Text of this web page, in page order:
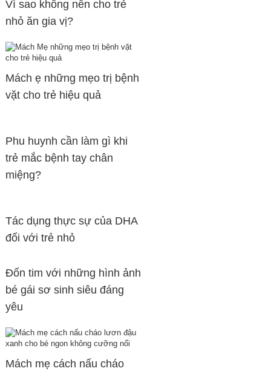
Vì sao không nên cho trẻ
nhỏ ăn gia vị?
Mách ẹ những mẹo trị bệnh
vặt cho trẻ hiệu quả
Phu huynh cần làm gì khi
trẻ mắc bệnh tay chân
miệng?
Tác dụng thực sự của DHA
đối với trẻ nhỏ
Đốn tim với những hình ảnh
bé gái sơ sinh siêu đáng
yêu
Mách mẹ cách nấu cháo